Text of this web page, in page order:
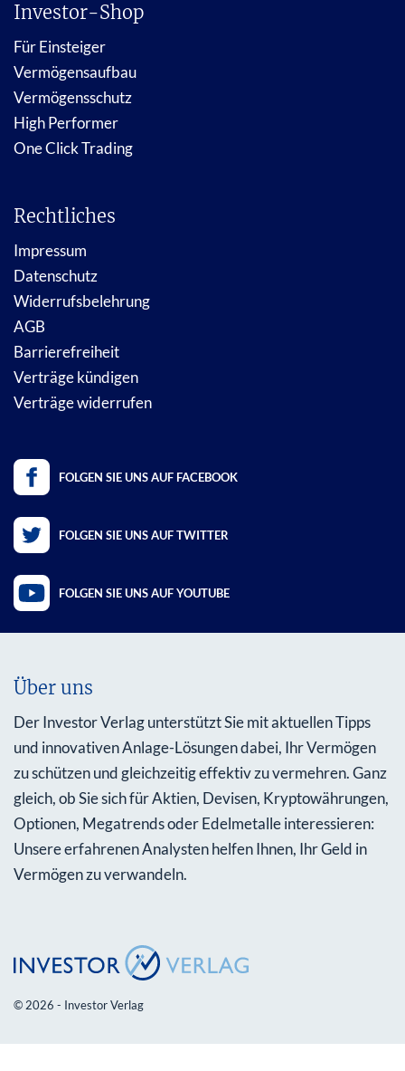
Investor-Shop
Für Einsteiger
Vermögensaufbau
Vermögensschutz
High Performer
One Click Trading
Rechtliches
Impressum
Datenschutz
Widerrufsbelehrung
AGB
Barrierefreiheit
Verträge kündigen
Verträge widerrufen
FOLGEN SIE UNS AUF FACEBOOK
FOLGEN SIE UNS AUF TWITTER
FOLGEN SIE UNS AUF YOUTUBE
Über uns
Der Investor Verlag unterstützt Sie mit aktuellen Tipps
und innovativen Anlage-Lösungen dabei, Ihr Vermögen
zu schützen und gleichzeitig effektiv zu vermehren. Ganz
gleich, ob Sie sich für Aktien, Devisen, Kryptowährungen,
Optionen, Megatrends oder Edelmetalle interessieren:
Unsere erfahrenen Analysten helfen Ihnen, Ihr Geld in
Vermögen zu verwandeln.
© 2026 - Investor Verlag